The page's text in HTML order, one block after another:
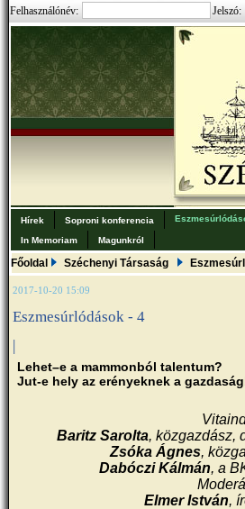
Felhasználónév: Jelszó:
Hírek Soproni konferencia
In Memoriam
Magunkról
Főoldal Széchenyi Társaság
2017-10-20 15:09
Eszmesúrlódások - 4
|
Lehet–e a mammonból talentum?
Jut-e hely az erényeknek a
Baritz Sarolta, közgazdász,
Zsóka Ágnes,
Dabóczi Kálmán, a
Elmer István,